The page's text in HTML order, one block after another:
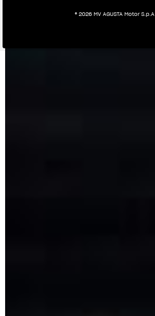
® 2026 MV AGUSTA Motor S.p.A